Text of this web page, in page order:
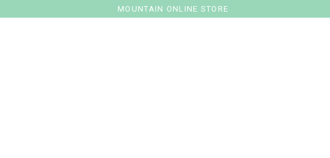
MOUNTAIN ONLINE STORE